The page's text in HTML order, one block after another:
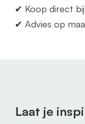
✔ Koop direct
✔ Advies op
Laat je